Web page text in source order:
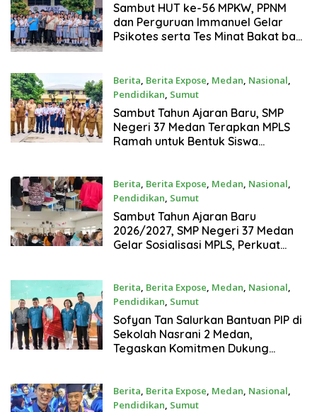
‎Sambut HUT ke-56 MPKW, PPNM
dan Perguruan Immanuel Gelar
Psikotes serta Tes Minat Bakat bagi
Berita, Berita Expose, Medan, Nasional,
Pendidikan, Sumut
Juli 13, 2026
Sambut Tahun Ajaran Baru, SMP
Negeri 37 Medan Terapkan MPLS
Ramah untuk Bentuk Siswa
Berita, Berita Expose, Medan, Nasional,
Pendidikan, Sumut
Juli 6, 2026
‎Sambut Tahun Ajaran Baru
2026/2027, SMP Negeri 37 Medan
Gelar Sosialisasi MPLS, Perkuat
Berita, Berita Expose, Medan, Nasional,
Pendidikan, Sumut
Juni 24, 2026
Sofyan Tan Salurkan Bantuan PIP di
Sekolah Nasrani 2 Medan,
Tegaskan Komitmen Dukung
Berita, Berita Expose, Medan, Nasional,
Pendidikan, Sumut